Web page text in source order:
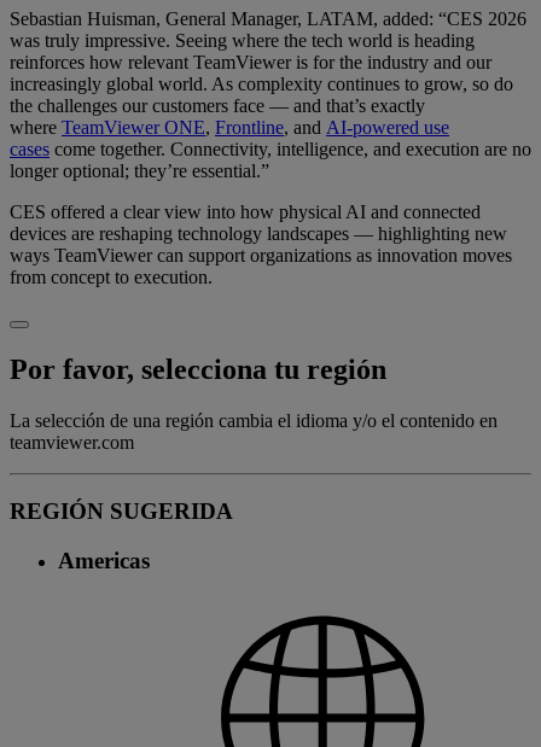
Sebastian Huisman, General Manager, LATAM, added: “CES 2026
was truly impressive. Seeing where the tech world is heading
reinforces how relevant TeamViewer is for the industry and our
increasingly global world. As complexity continues to grow, so do
the challenges our customers face — and that’s exactly
where TeamViewer ONE, Frontline, and AI-powered use
cases come together. Connectivity, intelligence, and execution are no
longer optional; they’re essential.”
CES offered a clear view into how physical AI and connected
devices are reshaping technology landscapes — highlighting new
ways TeamViewer can support organizations as innovation moves
from concept to execution.
Por favor, selecciona tu región
La selección de una región cambia el idioma y/o el contenido en
teamviewer.com
REGIÓN SUGERIDA
Americas